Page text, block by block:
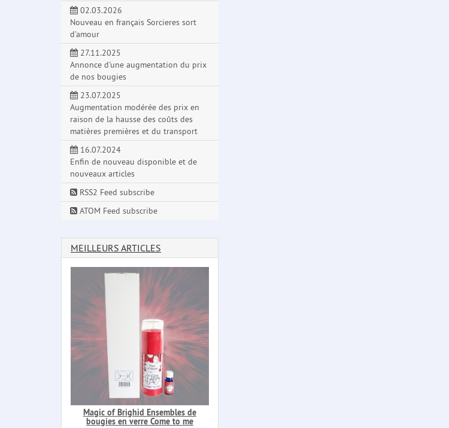
02.03.2026
Nouveau en français Sorcieres sort
d'amour
27.11.2025
Annonce d'une augmentation du prix
de nos bougies
23.07.2025
Augmentation modérée des prix en
raison de la hausse des coûts des
matières premières et du transport
16.07.2024
Enfin de nouveau disponible et de
nouveaux articles
RSS2 Feed subscribe
ATOM Feed subscribe
MEILLEURS ARTICLES
Magic of Brighid Ensembles de
bougies en verre Come to me